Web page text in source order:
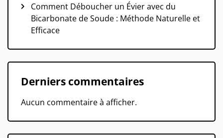
Comment Déboucher un Évier avec du
Bicarbonate de Soude : Méthode Naturelle et
Efficace
Derniers commentaires
Aucun commentaire à afficher.